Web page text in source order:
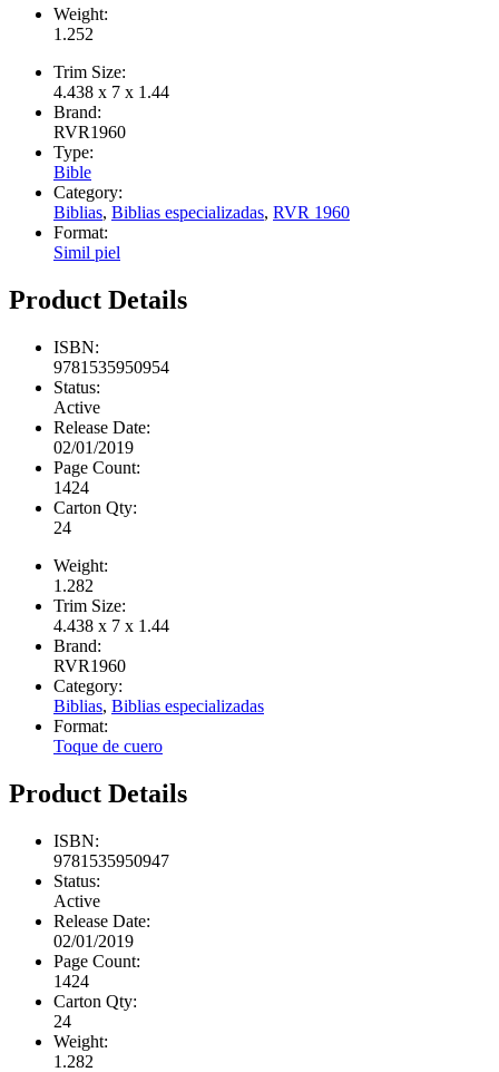
Weight:
1.252
Trim Size:
4.438 x 7 x 1.44
Brand:
RVR1960
Type:
Bible
Category:
Biblias, Biblias especializadas, RVR 1960
Format:
Simil piel
Product Details
ISBN:
9781535950954
Status:
Active
Release Date:
02/01/2019
Page Count:
1424
Carton Qty:
24
Weight:
1.282
Trim Size:
4.438 x 7 x 1.44
Brand:
RVR1960
Category:
Biblias, Biblias especializadas
Format:
Toque de cuero
Product Details
ISBN:
9781535950947
Status:
Active
Release Date:
02/01/2019
Page Count:
1424
Carton Qty:
24
Weight:
1.282